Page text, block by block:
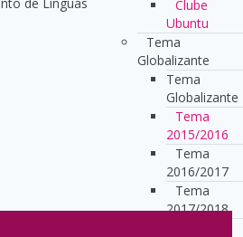
Clube
Ubuntu
Tema
Globalizante
Tema
Globalizante
Tema
2015/2016
Tema
2016/2017
Tema
2017/2018